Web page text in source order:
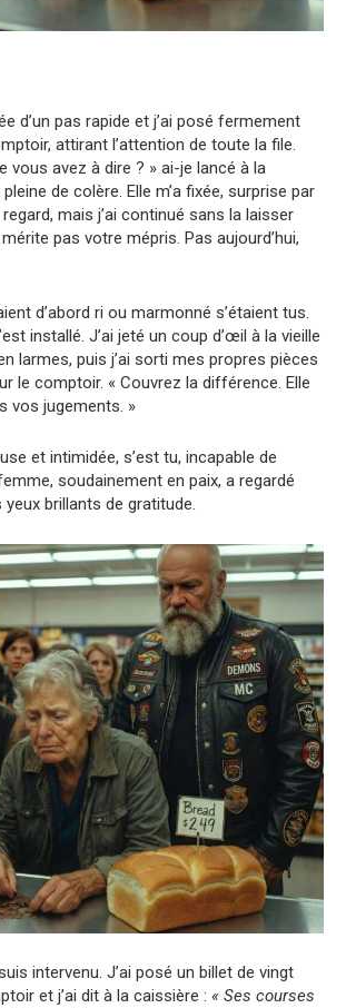
d’un pas rapide et j’ai posé fermement
attirant l’attention de toute la file.
vous avez à dire ? » ai-je lancé à la
de colère. Elle m’a fixée, surprise par
mais j’ai continué sans la laisser
pas votre mépris. Pas aujourd’hui,
d’abord ri ou marmonné s’étaient tus.
installé. J’ai jeté un coup d’œil à la vieille
larmes, puis j’ai sorti mes propres pièces
le comptoir. « Couvrez la différence. Elle
vos jugements. »
et intimidée, s’est tu, incapable de
soudainement en paix, a regardé
brillants de gratitude.
intervenu. J’ai posé un billet de vingt
et j’ai dit à la caissière : « Ses courses